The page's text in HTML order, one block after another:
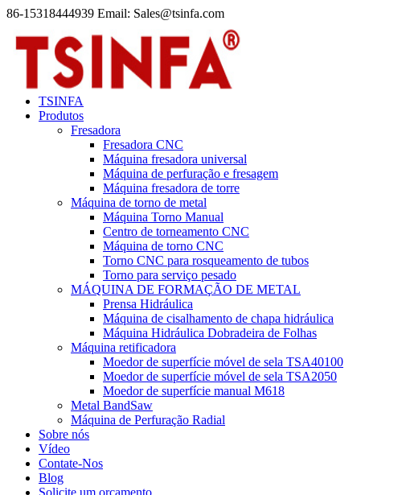
86-15318444939 Email: Sales@tsinfa.com
TSINFA
Produtos
Fresadora
Fresadora CNC
Máquina fresadora universal
Máquina de perfuração e fresagem
Máquina fresadora de torre
Máquina de torno de metal
Máquina Torno Manual
Centro de torneamento CNC
Máquina de torno CNC
Torno CNC para rosqueamento de tubos
Torno para serviço pesado
MÁQUINA DE FORMAÇÃO DE METAL
Prensa Hidráulica
Máquina de cisalhamento de chapa hidráulica
Máquina Hidráulica Dobradeira de Folhas
Máquina retificadora
Moedor de superfície móvel de sela TSA40100
Moedor de superfície móvel de sela TSA2050
Moedor de superfície manual M618
Metal BandSaw
Máquina de Perfuração Radial
Sobre nós
Vídeo
Contate-Nos
Blog
Solicite um orçamento